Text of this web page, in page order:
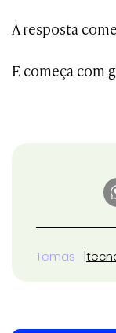
A resposta
E começa com
Temas